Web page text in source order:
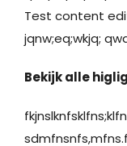
Test content
jqnw;eq;wkjq;
Bekijk alle